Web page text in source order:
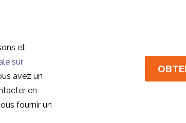
et
sur
avez un
en
fournir un